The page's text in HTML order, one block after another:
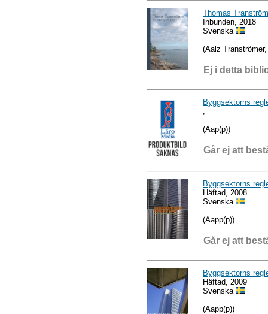
Thomas
Inbunden, 2018
Svenska
(Aalz
Ej i detta
Byggsektorns
(Aap(p))
Går ej att
Byggsektorns
Häftad, 2008
Svenska
(Aapp(p))
Går ej att
Byggsektorns
Häftad, 2009
Svenska
(Aapp(p))